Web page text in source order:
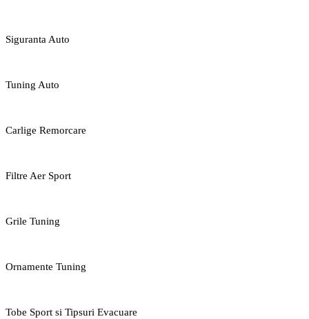
Siguranta Auto
Tuning Auto
Carlige Remorcare
Filtre Aer Sport
Grile Tuning
Ornamente Tuning
Tobe Sport si Tipsuri Evacuare